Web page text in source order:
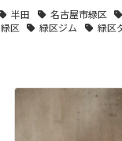
半田 名古屋市緑区
緑区 緑区ジム 緑区